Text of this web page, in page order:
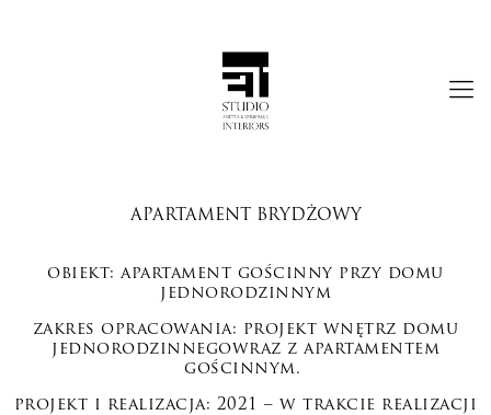
APARTAMENT BRYDŻOWY
obiekt: apartament gościnny przy domu
jednorodzinnym
zakres opracowania: projekt wnętrz domu
jednorodzinnegowraz z apartamentem
gościnnym.
projekt i realizacja: 2021 – w trakcie realizacji